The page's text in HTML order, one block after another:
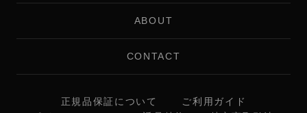
ABOUT
CONTACT
正規品保証について
ご利用ガイド